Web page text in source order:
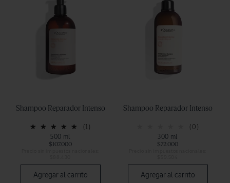
Shampoo Reparador Intenso
(1)
500 ml
$107.000
Agregar al carrito
Shampoo Reparador Intenso
(0)
300 ml
$72.000
Agregar al carrito